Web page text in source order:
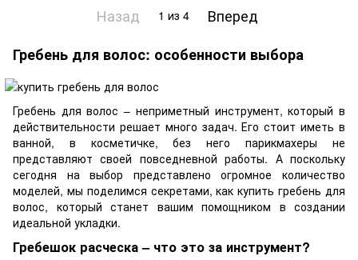
Назад 1 из 4
Вперед
Гребень для волос: особенности выбора
Гребень для волос – неприметный инструмент, который в
действительности решает много задач. Его стоит иметь в
ванной, в косметичке, без него парикмахеры не
представляют своей повседневной работы. А поскольку
сегодня на выбор представлено огромное количество
моделей, мы поделимся секретами, как купить гребень для
волос, который станет вашим помощником в создании
идеальной укладки.
Гребешок расческа – что это за инструмент?